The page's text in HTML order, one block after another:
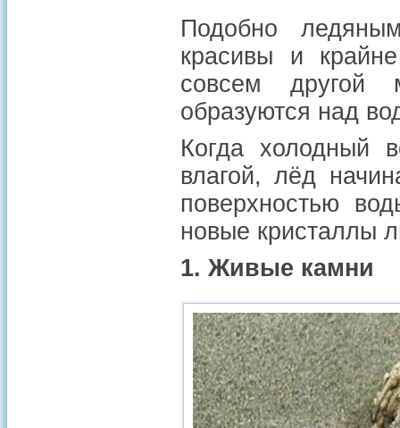
Подобно
красивы и
совсем другой
образуются над
Когда холодный
влагой, лёд
поверхностью
новые кристаллы
1. Живые камни